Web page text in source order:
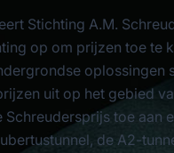
Stichting A.M.
op om prijzen toe te
oplossingen
uit op het gebied
toe aan
de A2-